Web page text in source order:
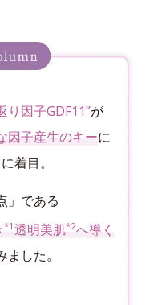
り因子GDF11”が
因子産生のキーに
着目。
」である
*1 透明美肌*2へ導く
した。